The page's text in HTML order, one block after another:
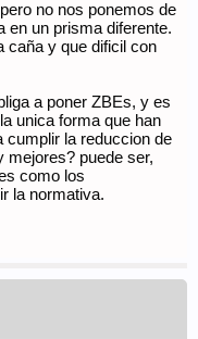
no nos ponemos de
en un prisma diferente.
caña y que dificil con
a poner ZBEs, y es
unica forma que han
cumplir la reduccion de
mejores? puede ser,
como los
la normativa.